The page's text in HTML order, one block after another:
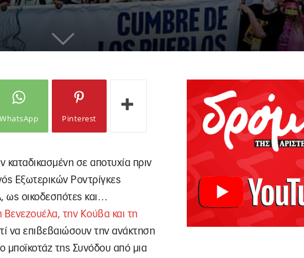
WhatsApp Pinterest
σε αποτυχία πριν
Εξωτερικών Ροντρίγκες
ως οικοδεσπότες και…
την Κούβα και τη
να επιβεβαιώσουν την ανάκτηση
μποϊκοτάζ της Συνόδου από μια